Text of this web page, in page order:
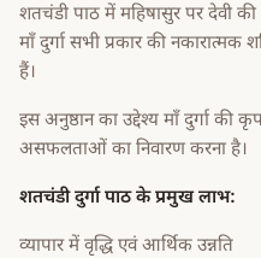
शतचंडी पाठ में महिषासुर पर देवी
माँ दुर्गा सभी प्रकार की
हैं।
इस अनुष्ठान का उद्देश्य माँ दुर्गा
असफलताओं का निवारण करना है।
शतचंडी दुर्गा पाठ के प्रमुख लाभ:
व्यापार में वृद्धि एवं आर्थिक उन्नति